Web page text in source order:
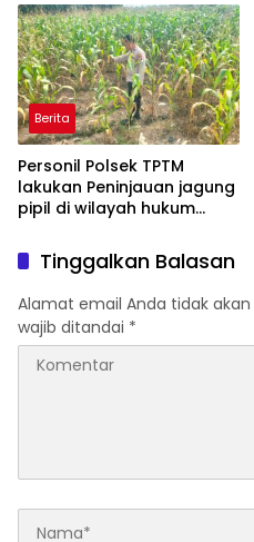
Penanaman Mangrove
Berita
Personil Polsek TPTM
lakukan Peninjauan jagung
pipil di wilayah hukum
Tinggalkan Balasan
Alamat email Anda tidak akan
wajib ditandai *